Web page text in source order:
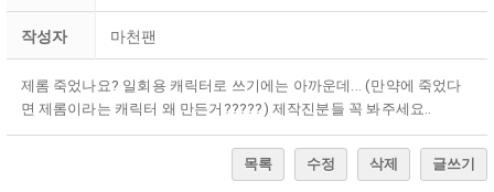
작성자 마천팬
제롬 죽었나요? 일회용 캐릭터로 쓰기에는 아까운데... (만약에 죽었다
면 제롬이라는 캐릭터 왜 만든거?????) 제작진분들 꼭 봐주세요..
목록 수정 삭제 글쓰기